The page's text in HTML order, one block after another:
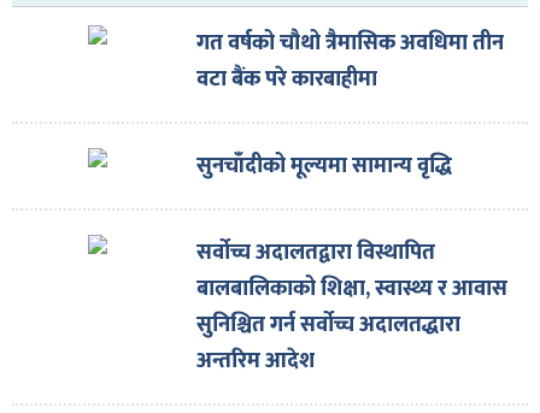
गत वर्षको चौथो त्रैमासिक अवधिमा तीन
वटा बैंक परे कारबाहीमा
सुनचाँदीको मूल्यमा सामान्य वृद्धि
सर्वोच्च अदालतद्वारा विस्थापित
बालबालिकाको शिक्षा, स्वास्थ्य र आवास
सुनिश्चित गर्न सर्वोच्च अदालतद्धारा
अन्तरिम आदेश